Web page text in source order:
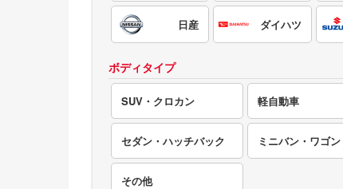
電気自動車（EV）
ミニカー
日産 ダイハツ
ボディタイプ
SUV・クロカン 軽自動車
セダン・ハッチバック ミニバン・ワゴン
その他